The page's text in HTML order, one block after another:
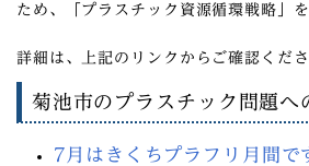
ため、「プラスチック資源循環戦略」
詳細は、上記のリンクからご確認くださ
菊池市のプラスチック問題へ
7月はきくちプラフリ月間で